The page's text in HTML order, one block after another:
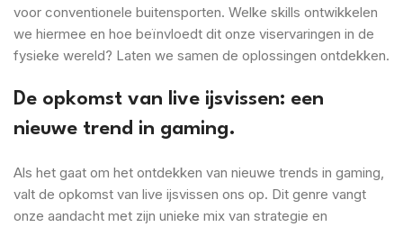
voor conventionele buitensporten. Welke skills ontwikkelen
we hiermee en hoe beïnvloedt dit onze viservaringen in de
fysieke wereld? Laten we samen de oplossingen ontdekken.
De opkomst van live ijsvissen: een
nieuwe trend in gaming.
Als het gaat om het ontdekken van nieuwe trends in gaming,
valt de opkomst van live ijsvissen ons op. Dit genre vangt
onze aandacht met zijn unieke mix van strategie en